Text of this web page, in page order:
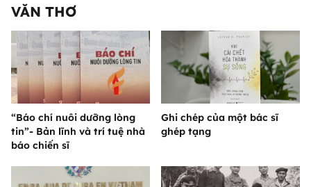
VĂN THƠ
“Báo chí nuôi dưỡng lòng
tin”- Bản lĩnh và trí tuệ nhà
báo chiến sĩ
Ghi chép của một bác sĩ
ghép tạng